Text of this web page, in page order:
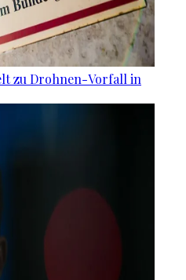
zu Drohnen-Vorfall in